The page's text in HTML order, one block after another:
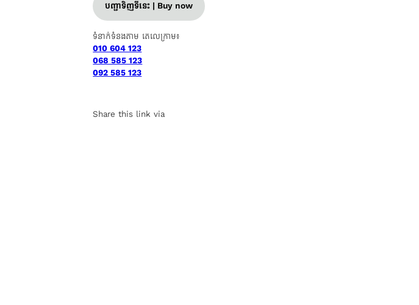
បញ្ជាទិញទីនេះ | Buy now
ទំនាក់ទំនងតាម តេលេក្រាម៖
010 604 123
068 585 123
092 585 123
Share this link via